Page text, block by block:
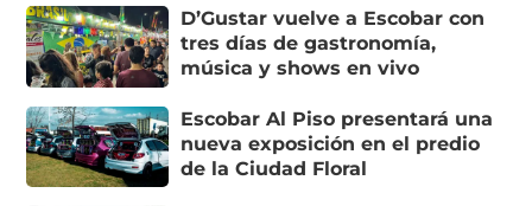
D’Gustar vuelve a Escobar con
tres días de gastronomía,
música y shows en vivo
Escobar Al Piso presentará una
nueva exposición en el predio
de la Ciudad Floral